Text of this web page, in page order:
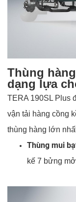
Thùng
dạng lựa
TERA 190SL Plus
vận tải hàng cồng
thùng hàng lớn
Thùng mui
kế 7 bửng